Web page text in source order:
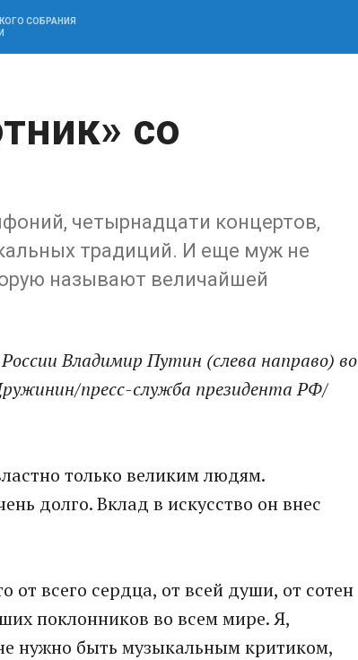
СОБРАНИЯ
со
четырнадцати концертов,
традиций. И еще муж не
называют величайшей
Владимир Путин (слева направо) во
пресс-служба президента РФ/
только великим людям.
долго. Вклад в искусство он внес
от всего сердца, от всей души, от сотен
поклонников во всем мире. Я,
нужно быть музыкальным критиком,